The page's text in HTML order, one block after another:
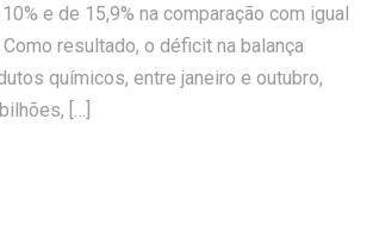
e de 15,9% na comparação com igual
resultado, o déficit na balança
químicos, entre janeiro e outubro,
[…]